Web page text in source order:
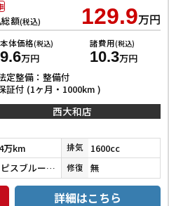
額(税込) 129.9万円
体価格(税込)
万円
諸費用(税込)
10.3万円
定整備：整備付
証付 (1ヶ月・1000km )
西大和店
万km 排気 1600cc
ラピスブルーパール 修復 無
詳細はこちら